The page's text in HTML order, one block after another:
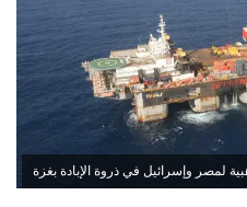
لمصر وإسرائيل في ذروة الإبادة بغزة